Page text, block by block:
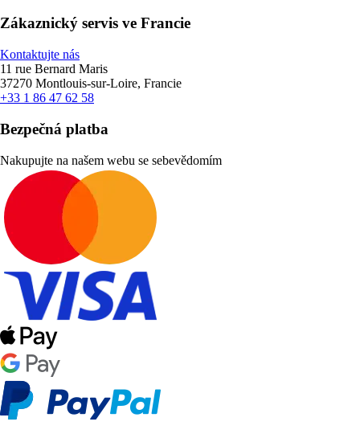
Zákaznický servis ve Francie
Kontaktujte nás
11 rue Bernard Maris
37270 Montlouis-sur-Loire, Francie
+33 1 86 47 62 58
Bezpečná platba
Nakupujte na našem webu se sebevědomím